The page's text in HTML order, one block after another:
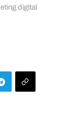
digital